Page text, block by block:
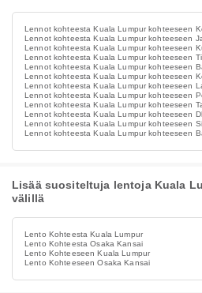
Lennot kohteesta Kuala Lumpur kohteeseen
Lennot kohteesta Kuala Lumpur kohteeseen
Lennot kohteesta Kuala Lumpur kohteeseen
Lennot kohteesta Kuala Lumpur kohteeseen
Lennot kohteesta Kuala Lumpur kohteeseen
Lennot kohteesta Kuala Lumpur kohteeseen
Lennot kohteesta Kuala Lumpur kohteeseen
Lennot kohteesta Kuala Lumpur kohteeseen
Lennot kohteesta Kuala Lumpur kohteeseen
Lennot kohteesta Kuala Lumpur kohteeseen
Lennot kohteesta Kuala Lumpur kohteeseen
Lennot kohteesta Kuala Lumpur kohteeseen
Lisää suositeltuja lentoja Kuala
välillä
Lento Kohteesta Kuala Lumpur
Lento Kohteesta Osaka Kansai
Lento Kohteeseen Kuala Lumpur
Lento Kohteeseen Osaka Kansai